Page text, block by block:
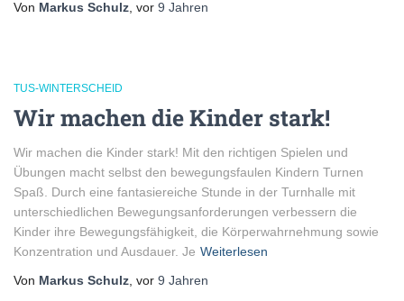
Von Markus Schulz , vor 9 Jahren
TUS-WINTERSCHEID
Wir machen die Kinder stark!
Wir machen die Kinder stark! Mit den richtigen Spielen und
Übungen macht selbst den bewegungsfaulen Kindern Turnen
Spaß. Durch eine fantasiereiche Stunde in der Turnhalle mit
unterschiedlichen Bewegungsanforderungen verbessern die
Kinder ihre Bewegungsfähigkeit, die Körperwahrnehmung sowie
Konzentration und Ausdauer. Je Weiterlesen
Von Markus Schulz , vor 9 Jahren